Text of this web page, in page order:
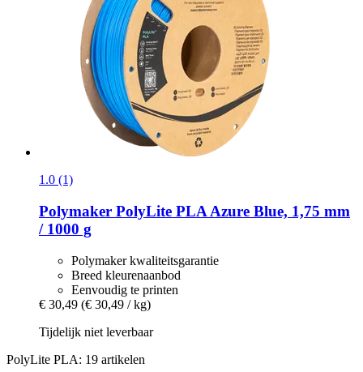
1.0 (1)
Polymaker PolyLite PLA Azure Blue, 1,75 mm
/ 1000 g
Polymaker kwaliteitsgarantie
Breed kleurenaanbod
Eenvoudig te printen
€ 30,49 (€ 30,49 / kg)
Tijdelijk niet leverbaar
PolyLite PLA: 19 artikelen